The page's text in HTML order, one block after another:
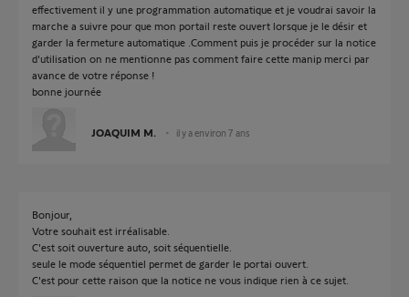
effectivement il y une programmation automatique et je voudrai savoir la
marche a suivre pour que mon portail reste ouvert lorsque je le désir et
garder la fermeture automatique .Comment puis je procéder sur la notice
d'utilisation on ne mentionne pas comment faire cette manip merci par
avance de votre réponse !
bonne journée
JOAQUIM M. il y a environ 7 ans
Bonjour,
Votre souhait est irréalisable.
C'est soit ouverture auto, soit séquentielle.
seule le mode séquentiel permet de garder le portai ouvert.
C'est pour cette raison que la notice ne vous indique rien à ce sujet.